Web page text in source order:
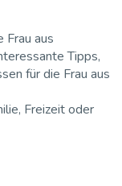
Frau aus
Tipps,
für die Frau aus
Freizeit oder